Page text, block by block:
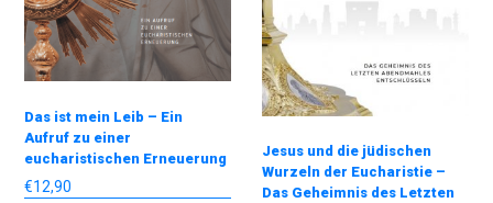
Das ist mein Leib – Ein
Aufruf zu einer
eucharistischen Erneuerung
€12,90
Jesus und die jüdischen
Wurzeln der Eucharistie –
Das Geheimnis des Letzten